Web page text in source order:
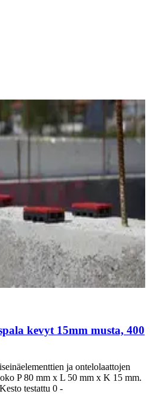
kevyt 15mm musta, 400
ja ontelolaattojen
P 80 mm x L 50 mm x K 15 mm.
testattu 0 -